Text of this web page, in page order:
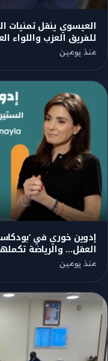
العيسوي ينقل تمنيات
للفريق العزب واللواء
منذ يومين
إدوين خوري في
العقل… والرياضة
منذ يومين